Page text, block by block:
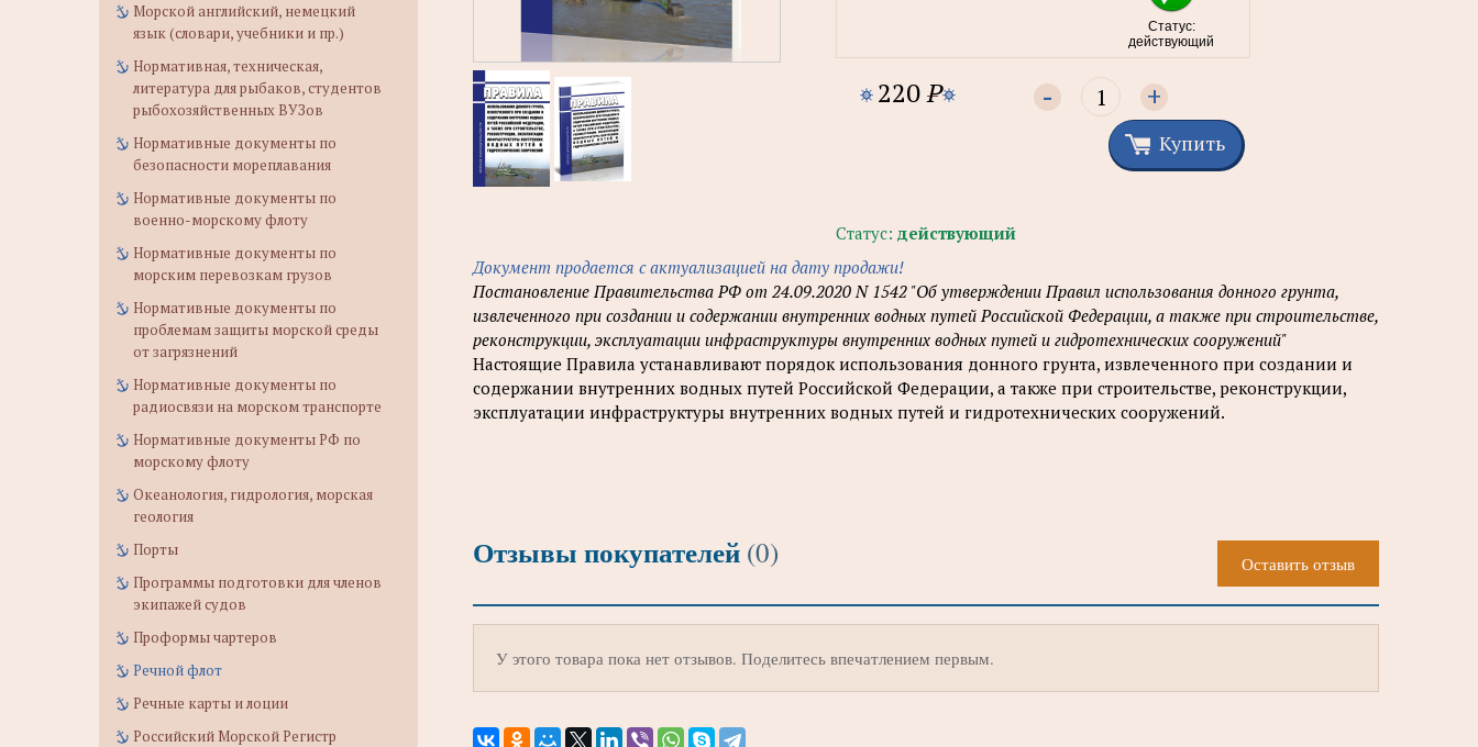
Морской английский, немецкий
язык (словари, учебники и пр.)
Нормативная, техническая,
литература для рыбаков, студентов
рыбохозяйственных ВУЗов
Нормативные документы по
безопасности мореплавания
Нормативные документы по
военно-морскому флоту
Нормативные документы по
морским перевозкам грузов
Нормативные документы по
проблемам защиты морской среды
от загрязнений
Нормативные документы по
радиосвязи на морском транспорте
Нормативные документы РФ по
морскому флоту
Океанология, гидрология, морская
геология
Порты
Программы подготовки для членов
экипажей судов
Проформы чартеров
Речной флот
Речные карты и лоции
Российский Морской Регистр
Статус:
действующий
220P - +
Купить
Статус: действующий
Документ продается с актуализацией на дату продажи!
Постановление Правительства РФ от 24.09.2020 N 1542 "Об утверждении Правил использования донного грунта,
извлеченного при создании и содержании внутренних водных путей Российской Федерации, а также при строительстве,
реконструкции, эксплуатации инфраструктуры внутренних водных путей и гидротехнических сооружений"
Настоящие Правила устанавливают порядок использования донного грунта, извлеченного при создании и
содержании внутренних водных путей Российской Федерации, а также при строительстве, реконструкции,
эксплуатации инфраструктуры внутренних водных путей и гидротехнических сооружений.
Отзывы покупателей (0) Оставить отзыв
У этого товара пока нет отзывов. Поделитесь впечатлением первым.